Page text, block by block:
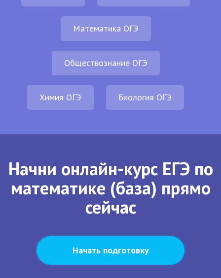
Математика ОГЭ
Обществознание ОГЭ
Химия ОГЭ Биология ОГЭ
Начни онлайн-курс ЕГЭ по
математике (база) прямо
сейчас
Начать подготовку